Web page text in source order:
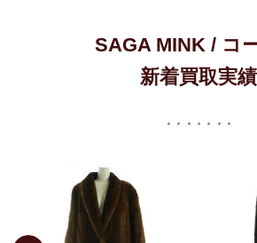
SAGA MINK / コ
新着買取実績